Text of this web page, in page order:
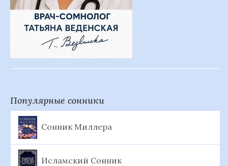
Популярные сонники
Сонник Миллера
Исламский Сонник